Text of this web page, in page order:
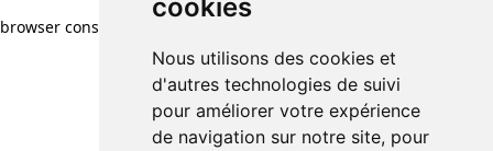
cookies
Nous utilisons des cookies et
d'autres technologies de suivi
pour améliorer votre expérience
de navigation sur notre site, pour
browser console for more information)